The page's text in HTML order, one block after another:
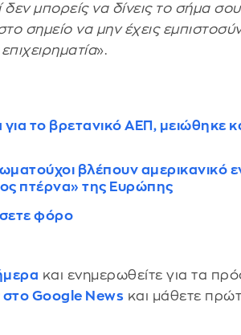
δεν μπορείς να δίνεις το σήμα
σημείο να μην έχεις
».
για το βρετανικό ΑΕΠ, μειώθηκε
βλέπουν αμερικανικό
πτέρνα» της Ευρώπης
φόρο
και ενημερωθείτε για τα
Google News και μάθετε